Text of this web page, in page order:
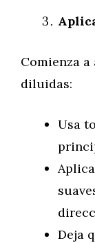
Comienza
diluidas:
Usa
Deja